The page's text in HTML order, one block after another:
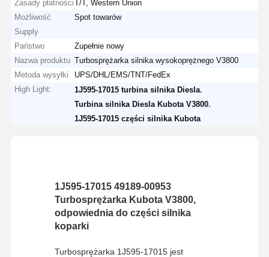
Zasady płatnościT/T, Western Union
Możliwość
Supply
Spot towarów
Państwo
Zupełnie nowy
Nazwa produktu Turbosprężarka silnika wysokoprężnego V3800
Metoda wysyłki
UPS/DHL/EMS/TNT/FedEx
High Light:
1J595-17015 turbina silnika Diesla
Turbina silnika Diesla Kubota V3800
1J595-17015 części silnika Kubota
1J595-17015 49189-00953
Turbosprężarka Kubota V3800,
odpowiednia do części silnika
koparki
Turbosprężarka 1J595-17015 jest